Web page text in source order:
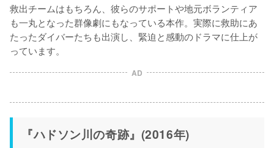
救出チームはもちろん、彼らのサポートや地元ボランティア
も一丸となった群像劇にもなっている本作。実際に救助にあ
たったダイバーたちも出演し、緊迫と感動のドラマに仕上が
っています。
AD
『ハドソン川の奇跡』(2016年)